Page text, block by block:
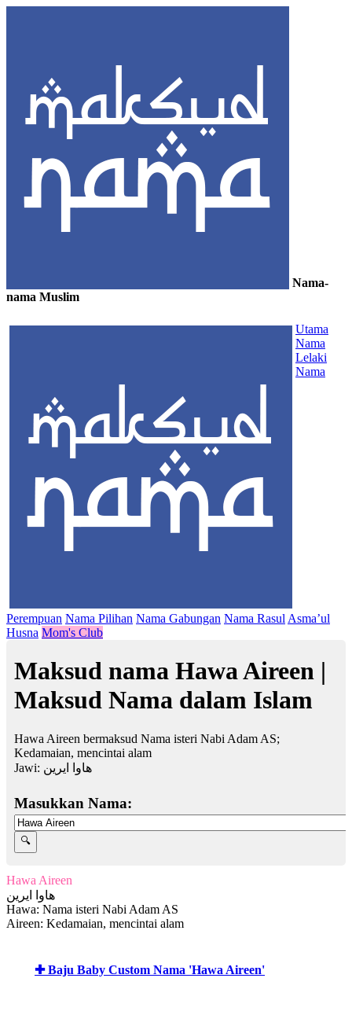
Nama-
nama Muslim
Utama
Nama
Lelaki
Nama
Perempuan Nama Pilihan Nama Gabungan Nama Rasul Asma’ul
Husna Mom's Club
Maksud nama Hawa Aireen |
Maksud Nama dalam Islam
Hawa Aireen bermaksud Nama isteri Nabi Adam AS;
Kedamaian, mencintai alam
Jawi: هاوا ايرين
Masukkan Nama:
Hawa Aireen
هاوا ايرين
Hawa: Nama isteri Nabi Adam AS
Aireen: Kedamaian, mencintai alam
✚ Baju Baby Custom Nama 'Hawa Aireen'